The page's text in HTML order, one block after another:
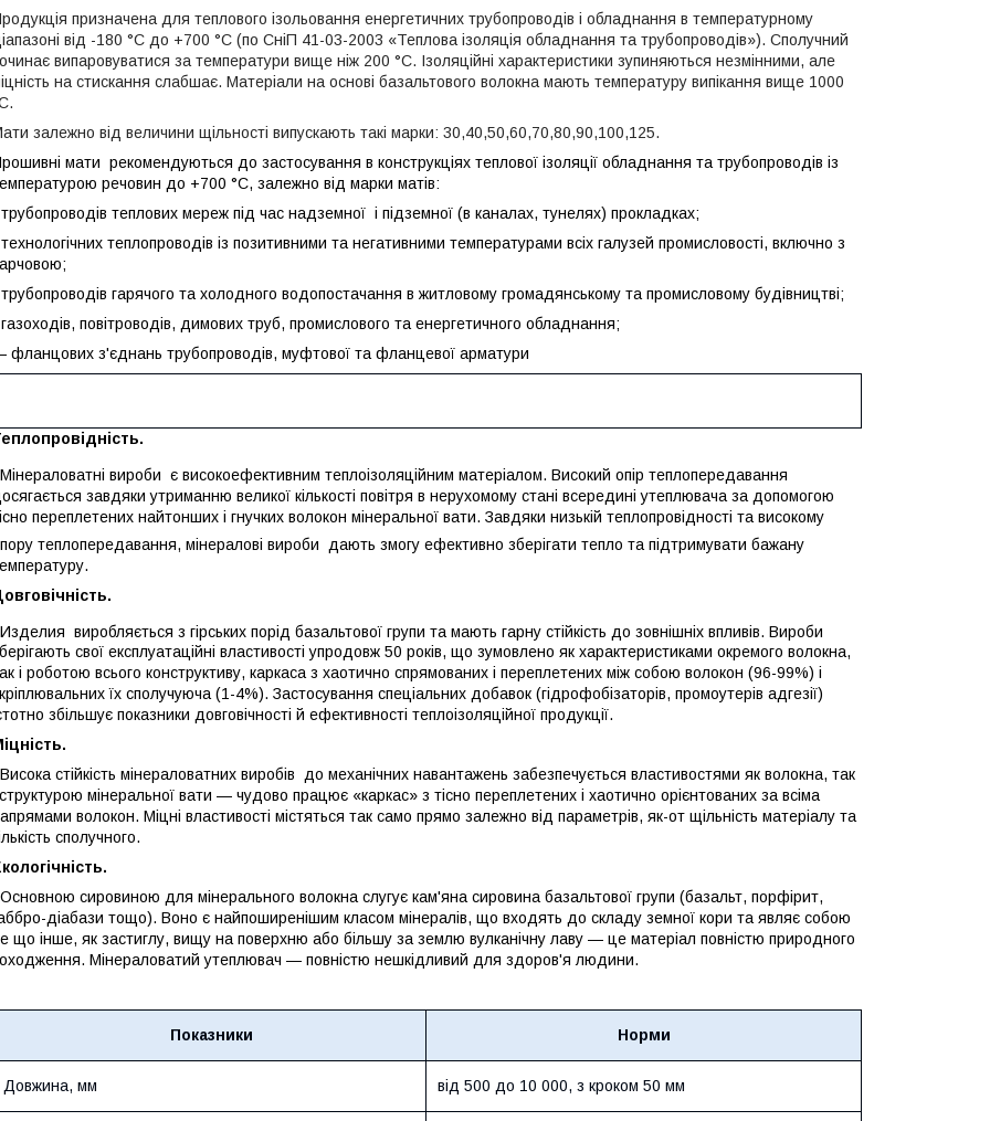
призначена для теплового ізольовання енергетичних трубопроводів і обладнання в температурному
від -180 °C до +700 °C (по СніП 41-03-2003 «Теплова ізоляція обладнання та трубопроводів»). Сполучний
випаровуватися за температури вище ніж 200 °C. Ізоляційні характеристики зупиняються незмінними, але
на стискання слабшає. Матеріали на основі базальтового волокна мають температуру випікання вище 1000
залежно від величини щільності випускають такі марки: 30,40,50,60,70,80,90,100,125.
мати рекомендуються до застосування в конструкціях теплової ізоляції обладнання та трубопроводів із
речовин до +700 °C, залежно від марки матів:
теплових мереж під час надземної і підземної (в каналах, тунелях) прокладках;
теплопроводів із позитивними та негативними температурами всіх галузей промисловості, включно з
гарячого та холодного водопостачання в житловому громадянському та промисловому будівництві;
повітроводів, димових труб, промислового та енергетичного обладнання;
фланцових з'єднань трубопроводів, муфтової та фланцевої арматури
вироби є високоефективним теплоізоляційним матеріалом. Високий опір теплопередавання
завдяки утриманню великої кількості повітря в нерухомому стані всередині утеплювача за допомогою
переплетених найтонших і гнучких волокон мінеральної вати. Завдяки низькій теплопровідності та високому
теплопередавання, мінералові вироби
дають змогу ефективно зберігати тепло та підтримувати бажану
виробляється з гірських порід базальтової групи та мають гарну стійкість до зовнішніх впливів. Вироби
свої експлуатаційні властивості упродовж 50 років, що зумовлено як характеристиками окремого волокна,
і роботою всього конструктиву, каркаса з хаотично спрямованих і переплетених між собою волокон (96-99%) і
їх сполучуюча (1-4%). Застосування спеціальних добавок (гідрофобізаторів, промоутерів адгезії)
збільшує показники довговічності й ефективності теплоізоляційної продукції.
стійкість мінераловатних виробів до механічних навантажень забезпечується властивостями як волокна, так
структурою мінеральної вати — чудово працює «каркас» з тісно переплетених і хаотично орієнтованих за всіма
волокон. Міцні властивості містяться так само прямо залежно від параметрів, як-от щільність матеріалу та
сполучного.
сировиною для мінерального волокна слугує кам'яна сировина базальтової групи (базальт, порфірит,
діабази тощо). Воно є найпоширенішим класом мінералів, що входять до складу земної кори та являє собою
що інше, як застиглу, вищу на поверхню або більшу за землю вулканічну лаву — це матеріал повністю природного
Мінераловатий утеплювач — повністю нешкідливий для здоров'я людини.
Показники Норми
Довжина, мм від 500 до 10 000, з кроком 50 мм